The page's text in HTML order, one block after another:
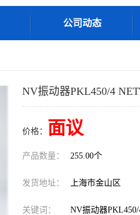
公司动态
NV振动器PKL450/4
价格： 面议
产品数量： 255.00个
发货地址： 上海市金山区
关键词： NV振动器PKL450/